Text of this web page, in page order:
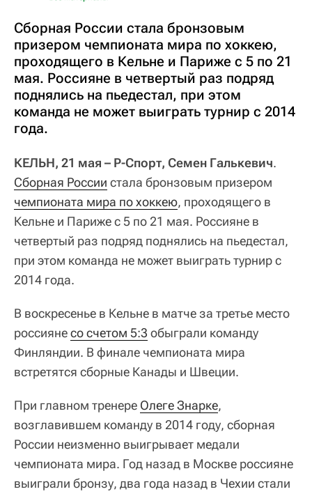
Сборная России стала бронзовым
призером чемпионата мира по хоккею,
проходящего в Кельне и Париже с 5 по 21
мая. Россияне в четвертый раз подряд
поднялись на пьедестал, при этом
команда не может выиграть турнир с 2014
года.
КЕЛЬН, 21 мая – Р-Спорт, Семен Галькевич.
Сборная России стала бронзовым призером
чемпионата мира по хоккею, проходящего в
Кельне и Париже с 5 по 21 мая. Россияне в
четвертый раз подряд поднялись на пьедестал,
при этом команда не может выиграть турнир с
2014 года.
В воскресенье в Кельне в матче за третье место
россиянесо счетом 5:3 обыграли команду
Финляндии. В финале чемпионата мира
встретятся сборные Канады и Швеции.
При главном тренере Олеге Знарке,
возглавившем команду в 2014 году, сборная
России неизменно выигрывает медали
чемпионата мира. Год назад в Москве россияне
выиграли бронзу, два года назад в Чехии стали